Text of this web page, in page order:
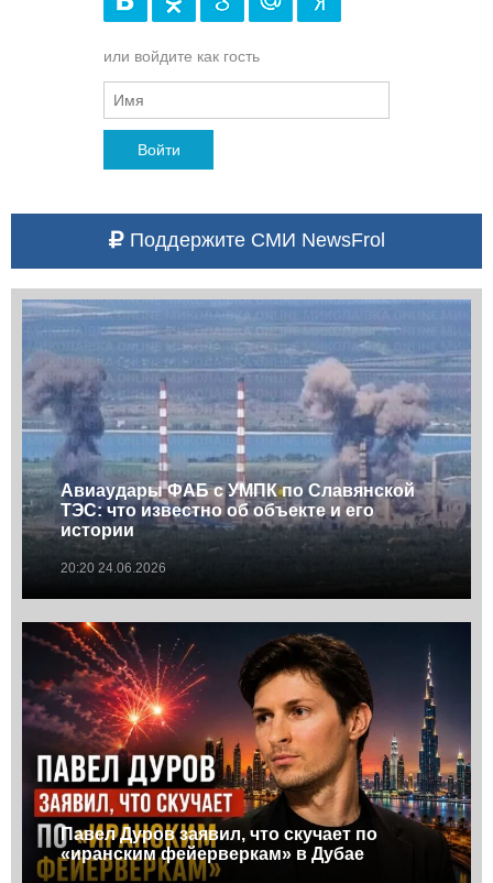
или войдите как гость
Войти
Поддержите СМИ NewsFrol
Авиаудары ФАБ с УМПК по Славянской
ТЭС: что известно об объекте и его
истории
20:20 24.06.2026
Павел Дуров заявил, что скучает по
«иранским фейерверкам» в Дубае